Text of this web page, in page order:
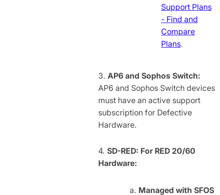
Support Plans
- Find and
Compare
Plans.
AP6 and Sophos Switch:
AP6 and Sophos Switch devices
must have an active support
subscription for Defective
Hardware.
SD-RED: For RED 20/60
Hardware:
Managed with SFOS